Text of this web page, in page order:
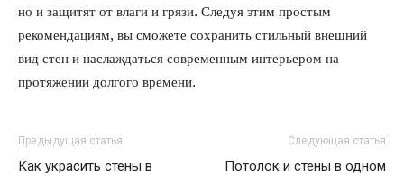
но и защитят от влаги и грязи. Следуя этим простым
рекомендациям, вы сможете сохранить стильный внешний
вид стен и наслаждаться современным интерьером на
протяжении долгого времени.
Предыдущая статья
Как украсить стены в
Следующая статья
Потолок и стены в одном